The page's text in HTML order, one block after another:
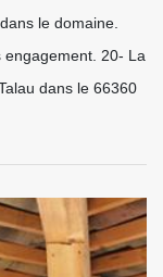
le domaine.
engagement. 20- La
dans le 66360